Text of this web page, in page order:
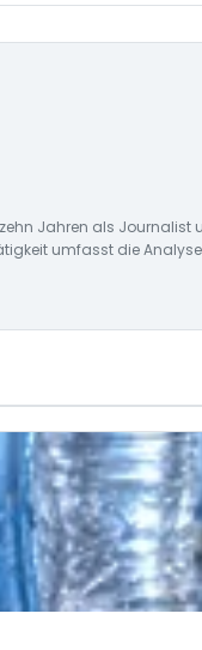
Jahren als
umfasst die